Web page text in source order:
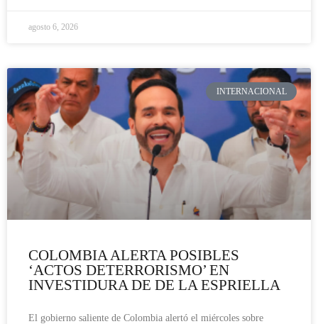
agosto 6, 2026
INTERNACIONAL
COLOMBIA ALERTA POSIBLES
‘ACTOS DETERRORISMO’ EN
INVESTIDURA DE DE LA ESPRIELLA
El gobierno saliente de Colombia alertó el miércoles sobre